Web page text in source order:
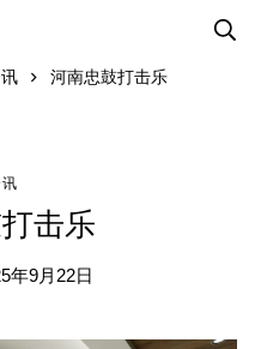
河南忠鼓打击乐
击乐
年9月22日